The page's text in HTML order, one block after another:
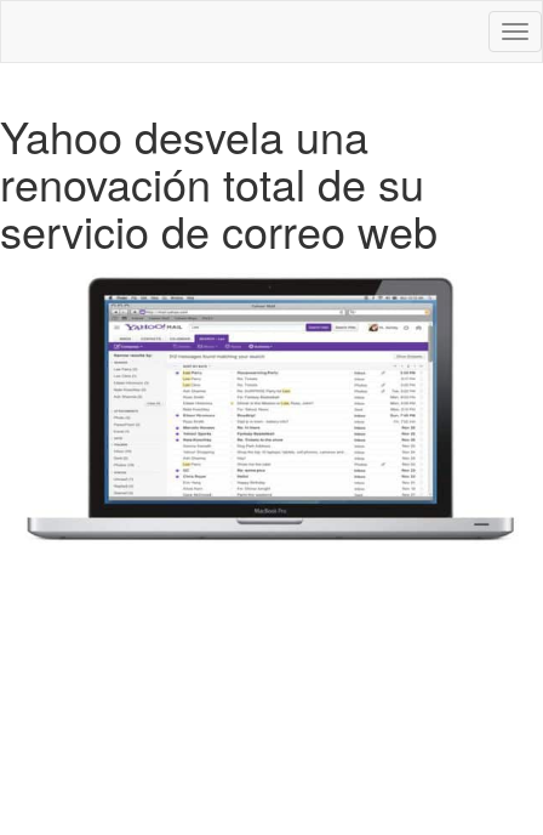
Yahoo desvela una
renovación total de su
servicio de correo web